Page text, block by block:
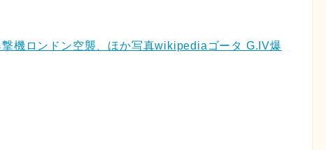
機ロンドン空襲、ほか写真wikipediaゴータ G.IV爆